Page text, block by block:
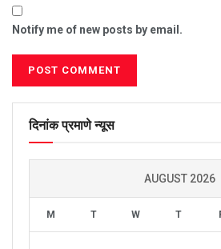
Notify me of new posts by email.
दिनांक प्रमाणे न्यूस
AUGUST 2026
M T W T